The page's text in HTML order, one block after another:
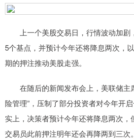
上一个美股交易日，行情波动加剧
5个基点，并预计今年还将降息两次，
期的押注推动美股走强。
在随后的新闻发布会上，美联储主
险管理”，压制了部分投资者对今年开
实上，决策者预计今年还将降息两次，
交易员此前押注明年还会再降两到三次。